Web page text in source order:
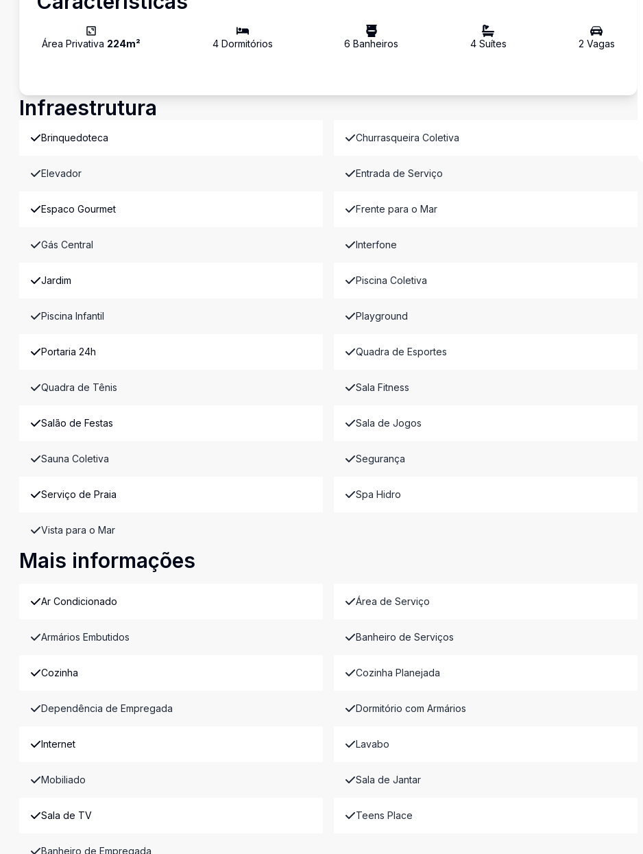
Área Privativa 224m² 4Dormitórios 6 Banheiros 4Suítes 2 Vagas
Infraestrutura
Brinquedoteca Churrasqueira Coletiva
Elevador Entrada de Serviço
Espaco Gourmet Frente para o Mar
Gás Central Interfone
Jardim Piscina Coletiva
Piscina Infantil Playground
Portaria 24h Quadra de Esportes
Quadra de Tênis Sala Fitness
Salão de Festas Sala de Jogos
Sauna Coletiva Segurança
Serviço de Praia Spa Hidro
Vista para o Mar
Mais informações
Ar Condicionado Área de Serviço
Armários Embutidos Banheiro de Serviços
Cozinha Cozinha Planejada
Dependência de Empregada Dormitório com Armários
Internet Lavabo
Mobiliado Sala de Jantar
Sala de TV Teens Place
Banheiro de Empregada